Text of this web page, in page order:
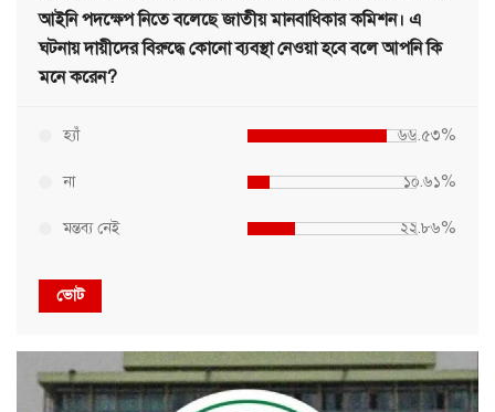
আইনি পদক্ষেপ নিতে বলেছে জাতীয় মানবাধিকার কমিশন। এ
ঘটনায় দায়ীদের বিরুদ্ধে কোনো ব্যবস্থা নেওয়া হবে বলে আপনি কি
মনে করেন?
হ্যাঁ ৬৬.৫৩%
না ১০.৬১%
মন্তব্য নেই ২২.৮৬%
ভোট